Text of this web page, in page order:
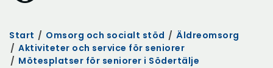
Start / Omsorg och socialt stöd / Äldreomsorg
/ Aktiviteter och service för seniorer
/ Mötesplatser för seniorer i Södertälje